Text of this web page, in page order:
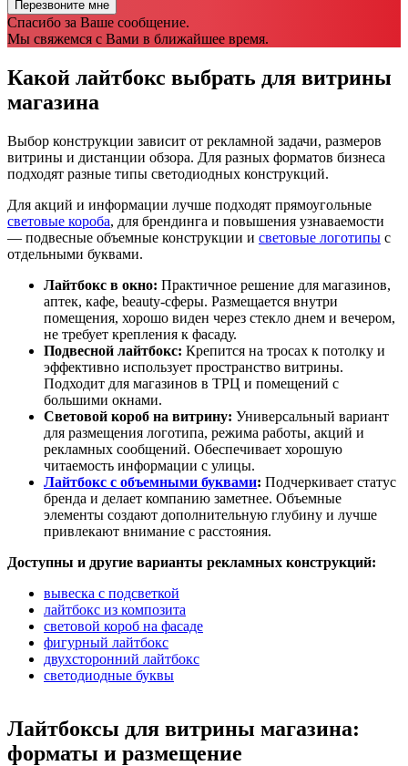
Спасибо за Ваше сообщение.
Мы свяжемся с Вами в ближайшее время.
Какой лайтбокс выбрать для витрины
магазина
Выбор конструкции зависит от рекламной задачи, размеров
витрины и дистанции обзора. Для разных форматов бизнеса
подходят разные типы светодиодных конструкций.
Для акций и информации лучше подходят прямоугольные
световые короба, для брендинга и повышения узнаваемости
— подвесные объемные конструкции и световые логотипы с
отдельными буквами.
Лайтбокс в окно: Практичное решение для магазинов,
аптек, кафе, beauty-сферы. Размещается внутри
помещения, хорошо виден через стекло днем и вечером,
не требует крепления к фасаду.
Подвесной лайтбокс: Крепится на тросах к потолку и
эффективно использует пространство витрины.
Подходит для магазинов в ТРЦ и помещений с
большими окнами.
Световой короб на витрину: Универсальный вариант
для размещения логотипа, режима работы, акций и
рекламных сообщений. Обеспечивает хорошую
читаемость информации с улицы.
Лайтбокс с объемными буквами: Подчеркивает статус
бренда и делает компанию заметнее. Объемные
элементы создают дополнительную глубину и лучше
привлекают внимание с расстояния.
Доступны и другие варианты рекламных конструкций:
вывеска с подсветкой
лайтбокс из композита
световой короб на фасаде
фигурный лайтбокс
двухсторонний лайтбокс
светодиодные буквы
Лайтбоксы для витрины магазина:
форматы и размещение